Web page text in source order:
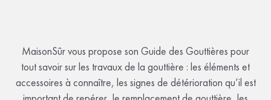
MaisonSûr vous propose son Guide des Gouttières pour
tout savoir sur les travaux de la gouttière : les éléments et
accessoires à connaître, les signes de détérioration qu’il est